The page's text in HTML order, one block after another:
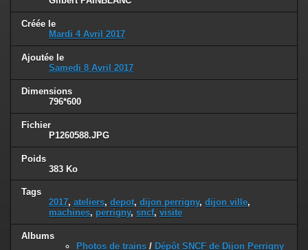
Créée le
Mardi 4 Avril 2017
Ajoutée le
Samedi 8 Avril 2017
Dimensions
796*600
Fichier
P1260588.JPG
Poids
383 Ko
Tags
2017, ateliers, depot, dijon perrigny, dijon ville,
machines, perrigny, sncf, visite
Albums
Photos de trains / Dépôt SNCF de Dijon Perrigny